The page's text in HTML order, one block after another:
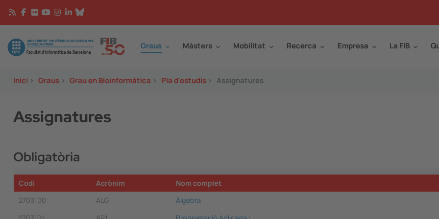
Vés al contingut
Image Graus Màsters Mobilitat Recerca Empresa La FIB
Inici > Graus > Grau en Bioinformàtica > Pla d'estudis > Assignatures
Assignatures
Obligatòria
Codi Acrònim Nom complet
2703100
ALG Àlgebra